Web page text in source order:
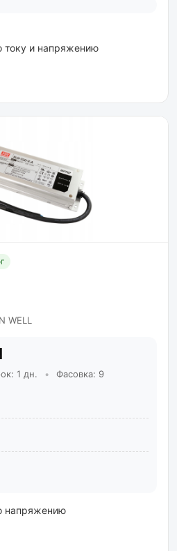
току и напряжению
WELL
1 дн. •
Фасовка: 9
напряжению